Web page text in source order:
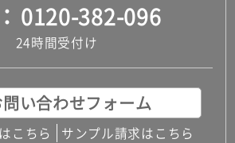
0120-382-096
24時間受付け
問い合わせフォーム
こちら サンプル請求はこちら